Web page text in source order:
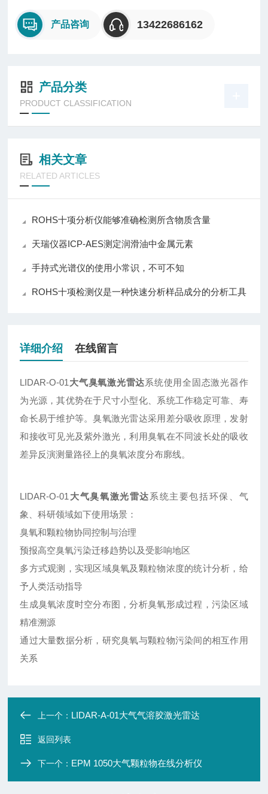
产品咨询 13422686162
产品分类
PRODUCT CLASSIFICATION
相关文章
RELATED ARTICLES
ROHS十项分析仪能够准确检测所含物质含量
天瑞仪器ICP-AES测定润滑油中金属元素
手持式光谱仪的使用小常识，不可不知
ROHS十项检测仪是一种快速分析样品成分的分析工具
详细介绍 在线留言
LIDAR-O-01 ⼤⽓臭氧激光雷达系统使⽤全固态激光器作
为光源，其优势在于尺⼨⼩型化、系统⼯作稳定可靠、寿
命⻓易于维护等。臭氧激光雷达采⽤差分吸收原理，发射
和接收可⻅光及紫外激光，利⽤臭氧在不同波⻓处的吸收
差异反演测量路径上的臭氧浓度分布廓线。
LIDAR-O-01 ⼤⽓臭氧激光雷达系统主要包括环保、⽓
象、科研领域如下使⽤场景：
臭氧和颗粒物协同控制与治理
预报⾼空臭氧污染迁移趋势以及受影响地区
多⽅式观测，实现区域臭氧及颗粒物浓度的统计分析，给
予⼈类活动指导
⽣成臭氧浓度时空分布图，分析臭氧形成过程，污染区域
精准溯源
通过⼤量数据分析，研究臭氧与颗粒物污染间的相互作⽤
关系
上一个： LIDAR-A-01⼤⽓⽓溶胶激光雷达
返回列表
下一个： EPM 1050大气颗粒物在线分析仪